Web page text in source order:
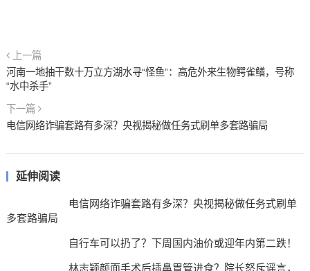
上一篇
河南一地抽干数十万立方湖水寻“怪鱼”：高危外来生物鳄雀鳝，号称
“水中杀手”
下一篇
电信网络诈骗套路有多深？央视揭秘做任务式刷单多套路骗局
延伸阅读
电信网络诈骗套路有多深？央视揭秘做任务式刷单
多套路骗局
自行车可以扔了？下周国内油价或迎年内第二跌！
林志颖颜面手术后插鼻胃管进食？院长怒斥谣言，